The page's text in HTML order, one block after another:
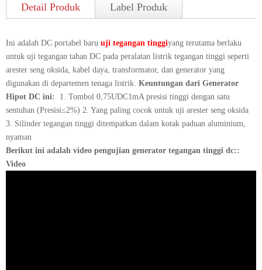
Detail Produk Label Produk
Ini adalah DC portabel baru uji tegangan tinggiyang terutama berlaku
untuk uji tegangan tahan DC pada peralatan listrik tegangan tinggi seperti
arester seng oksida, kabel daya, transformator, dan generator yang
digunakan di departemen tenaga listrik. Keuntungan dari Generator
Hipot DC ini:
1. Tombol 0,75UDC1mA presisi tinggi dengan satu
sentuhan (Presisi≤2%) 2. Yang paling cocok untuk uji arester seng oksida
3. Silinder tegangan tinggi ditempatkan dalam kotak paduan aluminium,
nyaman
Berikut ini adalah video pengujian generator tegangan tinggi dc::
Video